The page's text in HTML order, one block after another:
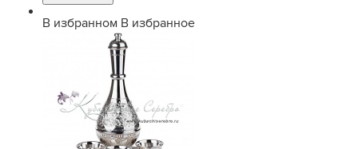
В избранном В избранное